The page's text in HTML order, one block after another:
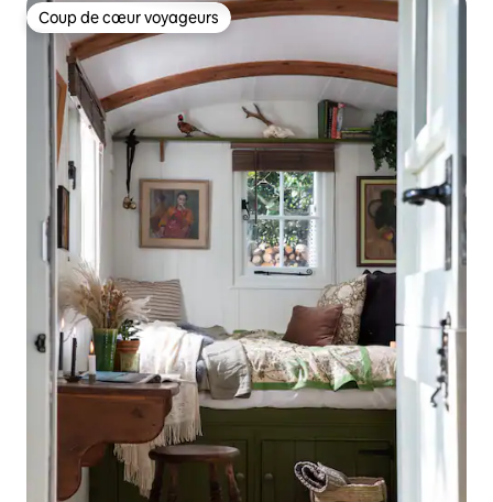
Coup de cœur voyageurs
Coup de cœur voyageurs